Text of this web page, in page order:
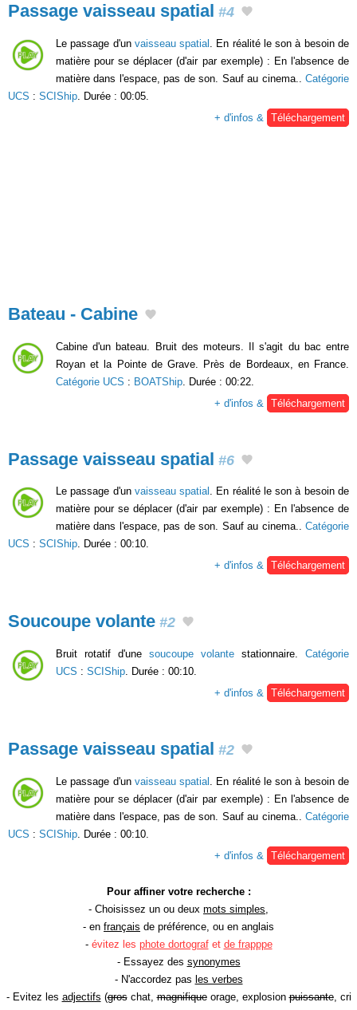
Passage vaisseau spatial #4
Le passage d'un vaisseau spatial . En réalité le son à besoin de
matière pour se déplacer (d'air par exemple) : En l'absence de
matière dans l'espace, pas de son. Sauf au cinema.. Catégorie
UCS : SCIShip. Durée : 00:05.
+ d'infos & Téléchargement
Bateau - Cabine
Cabine d'un bateau. Bruit des moteurs. Il s'agit du bac entre
Royan et la Pointe de Grave. Près de Bordeaux, en France.
Catégorie UCS : BOATShip . Durée : 00:22.
+ d'infos &
Téléchargement
Passage vaisseau spatial #6
Le passage d'un vaisseau spatial . En réalité le son à besoin de
matière pour se déplacer (d'air par exemple) : En l'absence de
matière dans l'espace, pas de son. Sauf au cinema.. Catégorie
UCS : SCIShip. Durée : 00:10.
+ d'infos & Téléchargement
Soucoupe volante #2
Bruit rotatif d'une soucoupe volante stationnaire. Catégorie
UCS : SCIShip. Durée : 00:10.
+ d'infos & Téléchargement
Passage vaisseau spatial #2
Le passage d'un vaisseau spatial
. En réalité le son à besoin de
matière pour se déplacer (d'air par exemple) : En l'absence de
matière dans l'espace, pas de son. Sauf au cinema.. Catégorie
UCS : SCIShip . Durée : 00:10.
+ d'infos &
Téléchargement
Pour affiner votre recherche :
- Choisissez un ou deux mots simples
- en français de préférence, ou en anglais
- évitez les phote dortografet de frapppe
- Essayez des synonymes
- N'accordez pas les verbes
- Evitez les adjectifs (groschat,magnifiqueorage, explosionpuissante, cri